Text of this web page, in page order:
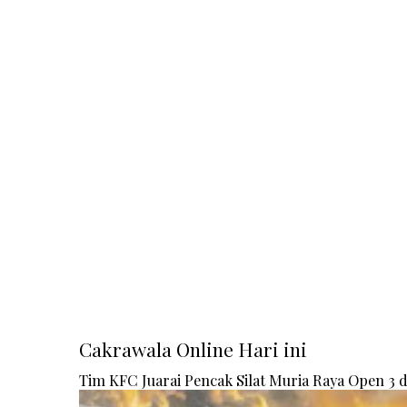
Cakrawala Online Hari ini
Tim KFC Juarai Pencak Silat Muria Raya Open 3